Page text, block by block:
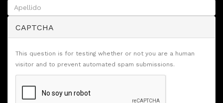
CAPTCHA
This question is for testing whether or not you are a human
visitor and to prevent automated spam submissions.